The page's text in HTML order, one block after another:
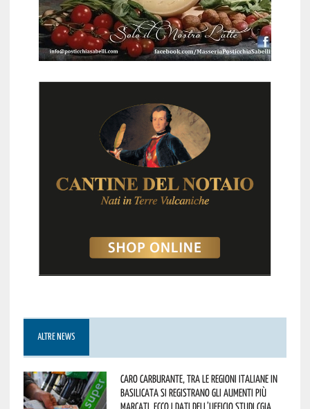
ALTRE NEWS
Caro carburante, tra le regioni italiane in
Basilicata si registrano gli aumenti più
marcati. Ecco i dati dell’Ufficio studi CGIA